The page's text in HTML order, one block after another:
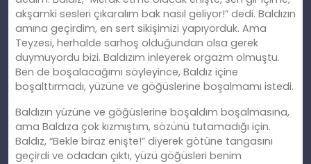
akşamki sesleri çıkaralım bak nasıl geliyor!” dedi. Baldızın
amına geçirdim, en sert sikişimizi yapıyorduk. Ama
Teyzesi, herhalde sarhoş olduğundan olsa gerek
duymuyordu bizi. Baldızım inleyerek orgazm olmuştu.
Ben de boşalacağımı söyleyince, Baldız içine
boşalttırmadı, yüzüne ve göğüslerine boşalmamı istedi.
Baldızın yüzüne ve göğüslerine boşaldım boşalmasına,
ama Baldıza çok kızmıştım, sözünü tutamadığı için.
Baldız, “Bekle biraz enişte!” diyerek götüne tangasını
geçirdi ve odadan çıktı, yüzü göğüsleri benim